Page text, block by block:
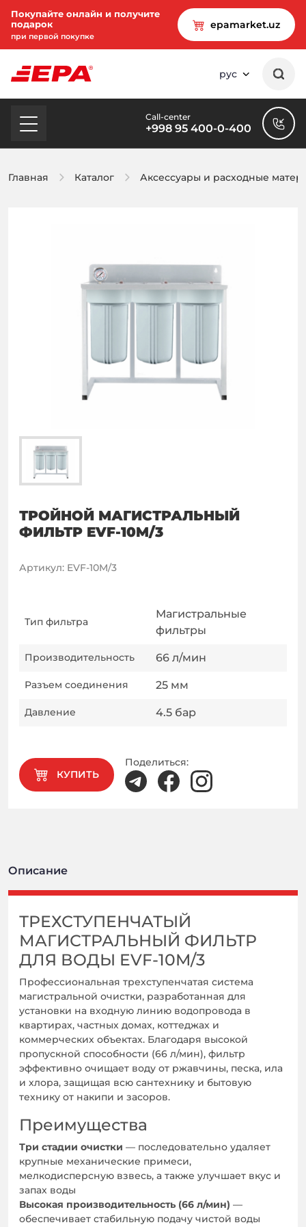
Покупайте онлайн и получите
подарок
при первой покупке
epamarket.uz
рус
Call-center
+998 95 400-0-400
Главная Каталог Аксессуары и расходные
ТРОЙНОЙ МАГИСТРАЛЬНЫЙ
ФИЛЬТР EVF-10M/3
Артикул: EVF-10M/3
Тип фильтра
Магистральные
фильтры
Производительность 66 л/мин
Разъем соединения 25 мм
Давление 4.5 бар
КУПИТЬ
Поделиться:
Описание
ТРЕХСТУПЕНЧАТЫЙ
МАГИСТРАЛЬНЫЙ ФИЛЬТР
ДЛЯ ВОДЫ EVF-10M/3
Профессиональная трехступенчатая система
магистральной очистки, разработанная для
установки на входную линию водопровода в
квартирах, частных домах, коттеджах и
коммерческих объектах. Благодаря высокой
пропускной способности (66 л/мин), фильтр
эффективно очищает воду от ржавчины, песка, ила
и хлора, защищая всю сантехнику и бытовую
технику от накипи и засоров.
Преимущества
Три стадии очистки — последовательно удаляет
крупные механические примеси,
мелкодисперсную взвесь, а также улучшает вкус и
запах воды
Высокая производительность (66 л/мин) —
обеспечивает стабильную подачу чистой воды